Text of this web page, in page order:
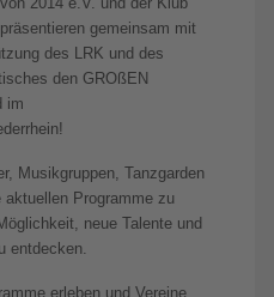
gemeinsam mit
des LRK und des
den GROßEN
im
Musikgruppen, Tanzgarden
Programme zu
neue Talente und
entdecken.
erleben und Vereine